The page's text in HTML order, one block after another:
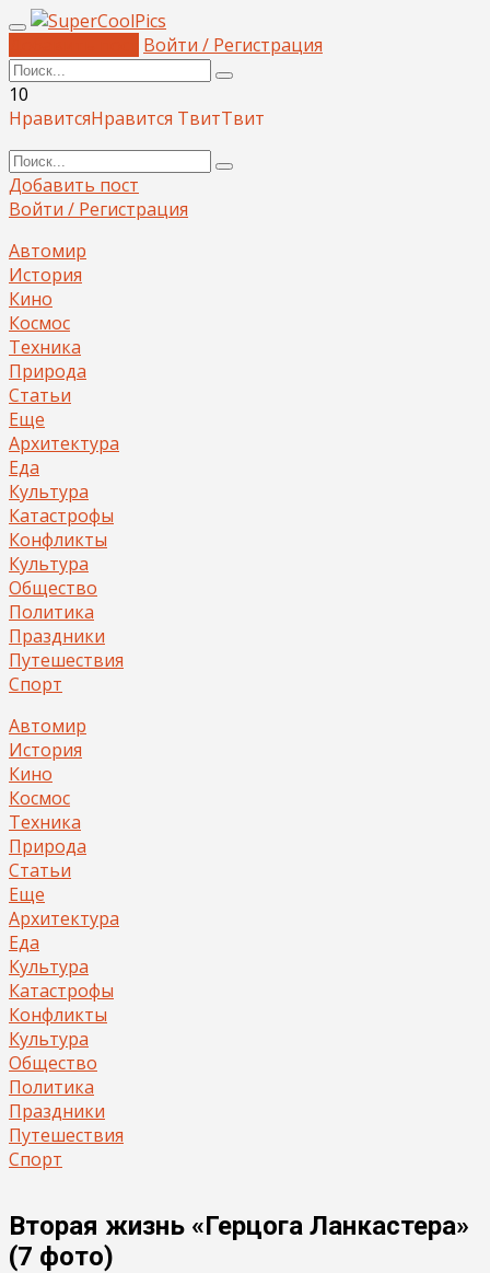
Войти / Регистрация
10
НравитсяНравится ТвитТвит
Добавить пост
Войти / Регистрация
Автомир
История
Кино
Космос
Техника
Природа
Статьи
Еще
Архитектура
Еда
Культура
Катастрофы
Конфликты
Культура
Общество
Политика
Праздники
Путешествия
Спорт
Автомир
История
Кино
Космос
Техника
Природа
Статьи
Еще
Архитектура
Еда
Культура
Катастрофы
Конфликты
Культура
Общество
Политика
Праздники
Путешествия
Спорт
Вторая жизнь «Герцога Ланкастера»
(7 фото)